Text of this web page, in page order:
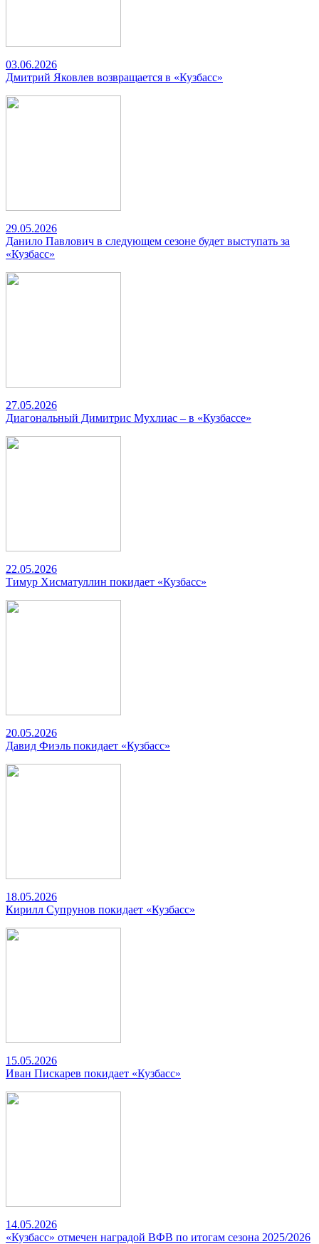
03.06.2026
Дмитрий Яковлев возвращается в «Кузбасс»
29.05.2026
Данило Павлович в следующем сезоне будет выступать за
«Кузбасс»
27.05.2026
Диагональный Димитрис Мухлиас – в «Кузбассе»
22.05.2026
Тимур Хисматуллин покидает «Кузбасс»
20.05.2026
Давид Фиэль покидает «Кузбасс»
18.05.2026
Кирилл Супрунов покидает «Кузбасс»
15.05.2026
Иван Пискарев покидает «Кузбасс»
14.05.2026
«Кузбасс» отмечен наградой ВФВ по итогам сезона 2025/2026